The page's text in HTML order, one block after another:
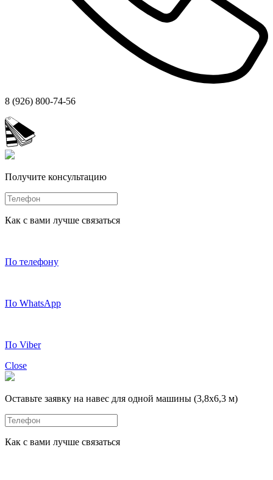
8 (926) 800-74-56
Получите консультацию
Как с вами лучше связаться
По телефону
По WhatsApp
По Viber
Close
Оставьте заявку на навес для одной машины (3,8х6,3 м)
Как с вами лучше связаться